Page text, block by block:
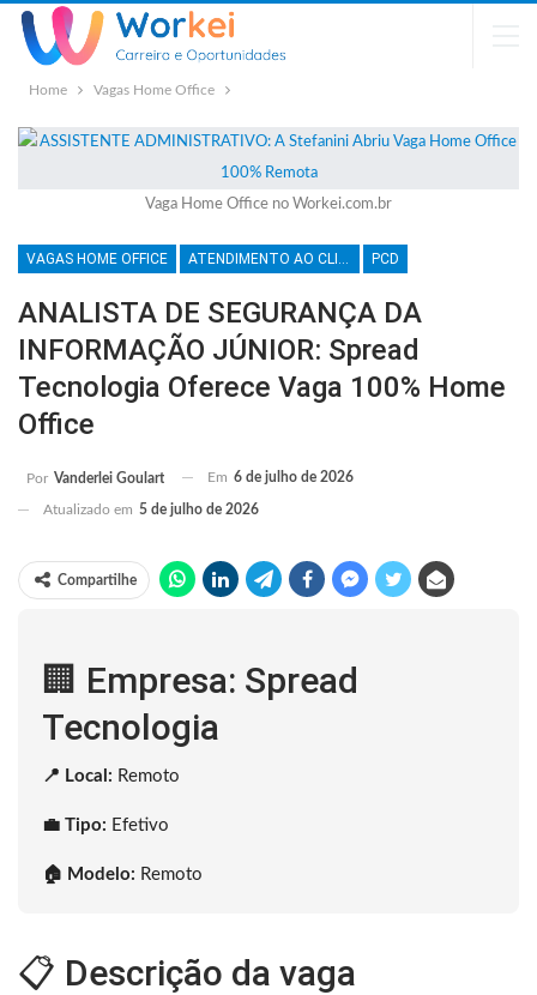
Home Vagas Home Office
Vaga Home Office no Workei.com.br
VAGAS HOME OFFICE ATENDIMENTO AO CLIENTE PCD
ANALISTA DE SEGURANÇA DA
INFORMAÇÃO JÚNIOR: Spread
Tecnologia Oferece Vaga 100% Home
Office
Por Vanderlei Goulart Em 6 de julho de 2026
Atualizado em 5 de julho de 2026
Compartilhe
🏢 Empresa: Spread
Tecnologia
📍 Local: Remoto
💼 Tipo: Efetivo
🏠 Modelo: Remoto
📋 Descrição da vaga